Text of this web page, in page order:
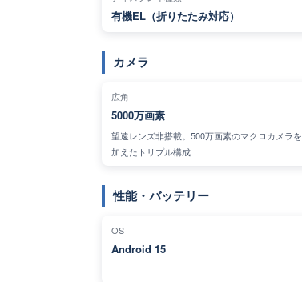
有機EL（折りたたみ対応）
カメラ
広角
5000万画素
望遠レンズ非搭載。500万画素のマクロカメラを
加えたトリプル構成
性能・バッテリー
OS
Android 15